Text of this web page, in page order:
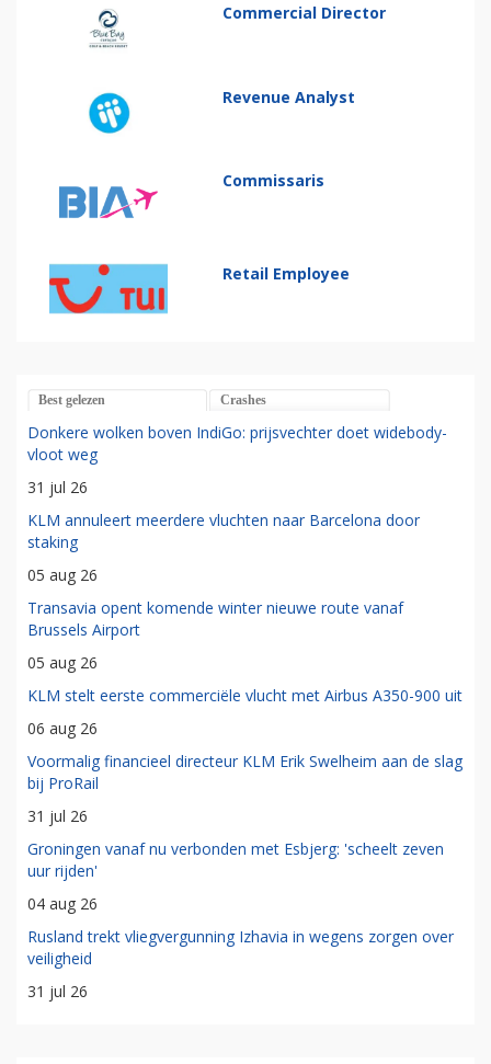
Commercial Director
Revenue Analyst
Commissaris
Retail Employee
Best gelezen Crashes
Donkere wolken boven IndiGo: prijsvechter doet widebody-
vloot weg
31 jul 26
KLM annuleert meerdere vluchten naar Barcelona door
staking
05 aug 26
Transavia opent komende winter nieuwe route vanaf
Brussels Airport
05 aug 26
KLM stelt eerste commerciële vlucht met Airbus A350-900 uit
06 aug 26
Voormalig financieel directeur KLM Erik Swelheim aan de slag
bij ProRail
31 jul 26
Groningen vanaf nu verbonden met Esbjerg: 'scheelt zeven
uur rijden'
04 aug 26
Rusland trekt vliegvergunning Izhavia in wegens zorgen over
veiligheid
31 jul 26